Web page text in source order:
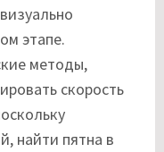
этапе.
методы,
скорость
найти пятна в